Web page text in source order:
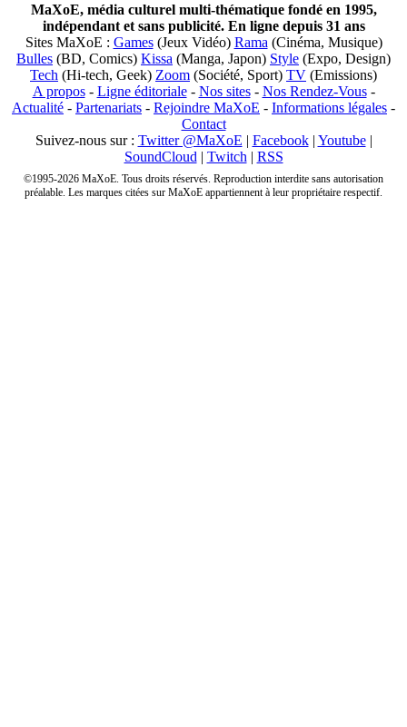
MaXoE, média culturel multi-thématique fondé en 1995,
indépendant et sans publicité. En ligne depuis 31 ans
Sites MaXoE : Games(Jeux Vidéo) Rama (Cinéma, Musique)
Bulles (BD, Comics) Kissa (Manga, Japon) Style (Expo, Design)
Tech (Hi-tech, Geek) Zoom (Société, Sport) TV (Emissions)
A propos- Ligne éditoriale- Nos sites- Nos Rendez-Vous-
Actualité - Partenariats - Rejoindre MaXoE - Informations légales -
Contact
Suivez-nous sur : Twitter @MaXoE | Facebook| Youtube|
SoundCloud | Twitch | RSS
©1995-2026 MaXoE. Tous droits réservés. Reproduction interdite sans autorisation
préalable. Les marques citées sur MaXoE appartiennent à leur propriétaire respectif.